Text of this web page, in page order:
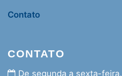
Contato
CONTATO
De segunda a sexta-feira,